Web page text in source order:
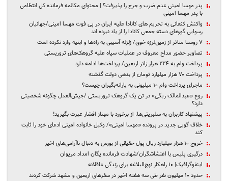
پدر مهسا امینی عدم ضرب و جرح را پذیرفت؟ | محتوای مکالمه فرمانده کل انتظامی
با پدر مهسا امینی
واکنش کنعانی به تحریم های کانادا علیه ایران در پی فوت مهسا امینی/جهانیان
رسوایی گورهای دسته‌ جمعی کانادا را از یاد نبرده‌ اند
۷ روستا متاثر از زمین‌لرزه خوی/ زلزله آسیبی به راه‌ها و ابنیه وارد نکرده است
تصاویر حضور مداح معروف در عملیات سپاه علیه گروهک‌های تروریستی
پرداخت وام به ۲۲۴ هزار زائر اربعین/ پرداخت‌ها ادامه دارد
پرداخت ۷۰ هزار میلیارد تومان از بدهی دولت گذشته
ماجرای پرداخت وام ۱۰ میلیونی به یارانه‌بگیران چیست؟
روح «عبدالمالک ریگی» در تن یک گروهک تروریستی /جیش‌العدل چگونه شخصیتی
دارد؟
پیشنهاد کاربران به سلبریتی‌ها: از برخورد با مهناز افشار عبرت بگیرید!
خلاف گویی جدید در پرونده «مهسا امینی»/ وکیل خانواده امینی ادعای خود را ثابت
کند
خروج ۱۰ هزار میلیارد ریال پول حقیقی‌‌ از بورس به دنبال ناآرامی‌های اخیر‌
درگیری پلیس با اغتشاشگران/شهادت فرمانده یگان امداد مریوان
اینفوگرافیک| ۱۰ راهکار نهج‌البلاغه برای زندگی عاقلانه
حدود ۱۰ میلیون نفر طی سه هفته اخیر در سفرهای اربعین و مشهد شرکت کردند